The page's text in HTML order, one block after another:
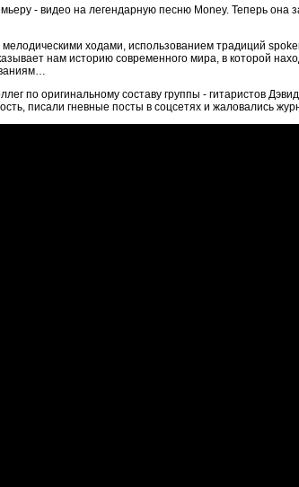
- видео на легендарную песню Money. Теперь она
ходами, использованием традиций
нам историю современного мира, в которой
по оригинальному составу группы - гитаристов
писали гневные посты в соцсетях и жаловались